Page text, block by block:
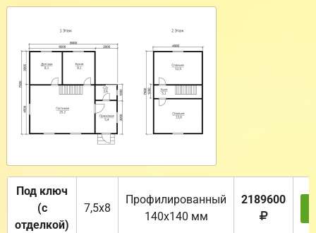
Под ключ
(с
отделкой)
7,5х8
Профилированный
140х140 мм
2189600